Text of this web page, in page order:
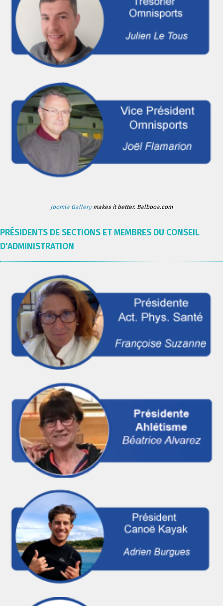
Joomla Gallerymakes it better. Balbooa.com
PRÉSIDENTS DE SECTIONS ET MEMBRES DU CONSEIL
D'ADMINISTRATION